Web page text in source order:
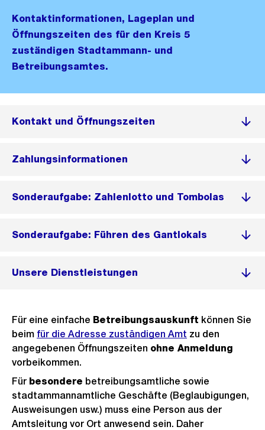
Kontaktinformationen, Lageplan und
Öffnungszeiten des für den Kreis 5
zuständigen Stadtammann- und
Betreibungsamtes.
Kontakt und Öffnungszeiten
Zahlungsinformationen
Sonderaufgabe: Zahlenlotto und Tombolas
Sonderaufgabe: Führen des Gantlokals
Unsere Dienstleistungen
Für eine einfache Betreibungsauskunft können Sie
beim für die Adresse zuständigen Amt zu den
angegebenen Öffnungszeiten ohne Anmeldung
vorbeikommen.
Für besondere betreibungsamtliche sowie
stadtammannamtliche Geschäfte (Beglaubigungen,
Ausweisungen usw.) muss eine Person aus der
Amtsleitung vor Ort anwesend sein. Daher